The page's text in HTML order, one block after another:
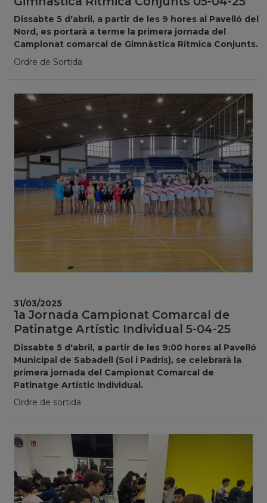
Dissabte 5 d'abril, a partir de les 9 hores al Pavelló del
Nord, es portarà a terme la primera jornada del
Campionat comarcal de Gimnàstica Rítmica Conjunts.
Ordre de Sortida
1a Jornada Campionat Comarcal de
Patinatge Artístic Individual 5-04-25
Dissabte 5 d'abril, a partir de les 9:00 hores al Pavelló
Municipal de Sabadell (Sol i Padrís), se celebrarà la
primera jornada del Campionat Comarcal de
Patinatge Artístic Individual.
Ordre de sortida
31/03/2025